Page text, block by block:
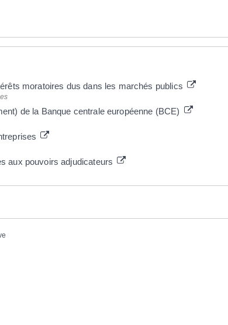
moratoires dus dans les marchés publics
de la Banque centrale européenne (BCE)
aux pouvoirs adjudicateurs